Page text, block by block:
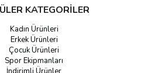
KATEGORİLER
Kadın Ürünleri
Erkek Ürünleri
Çocuk Ürünleri
Spor Ekipmanları